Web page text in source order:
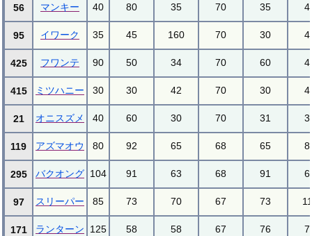
56 マンキー 40 80 35 70 35
95 イワーク 35 45 160 70 30
425 フワンテ 90 50 34 70 60
415 ミツハニー 30 30 42 70 30
21 オニスズメ 40 60 30 70 31
119 アズマオウ 80 92 65 68 65
295 バクオング 104 91 63 68 91
97 スリーパー 85 73 70 67 73
171 ランターン 125 58 58 67 76